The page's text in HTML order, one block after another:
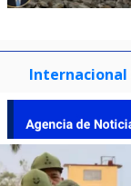
Internacional